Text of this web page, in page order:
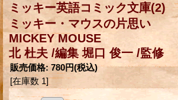
ミッキー英語コミック文庫(2)
ミッキー・マウスの片思い
MICKEY MOUSE
北 杜夫 /編集 堀口 俊一 /監修
販売価格: 780円(税込)
[在庫数 1]